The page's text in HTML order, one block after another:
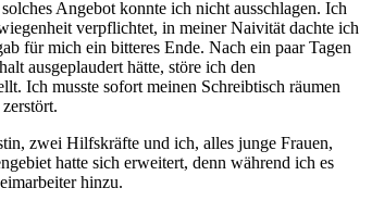
Angebot konnte ich nicht ausschlagen. Ich
verpflichtet, in meiner Naivität dachte ich
für mich ein bitteres Ende. Nach ein paar Tagen
ausgeplaudert hätte, störe ich den
Ich musste sofort meinen Schreibtisch räumen
zwei Hilfskräfte und ich, alles junge Frauen,
hatte sich erweitert, denn während ich es
hinzu.